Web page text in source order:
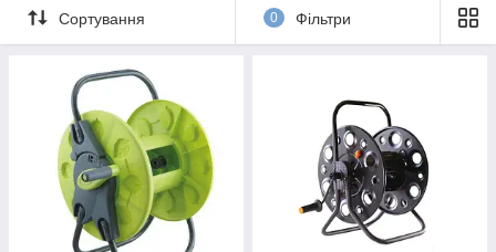
Сортування 0 Фільтри